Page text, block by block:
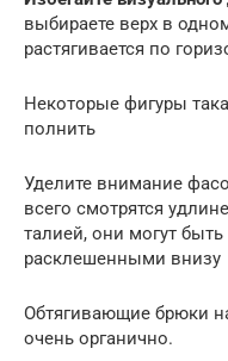
выбираете верх в
растягивается по
Некоторые фигуры
полнить
Уделите внимание
всего смотрятся
талией, они могут
расклешенными внизу
Обтягивающие брюки
очень органично.